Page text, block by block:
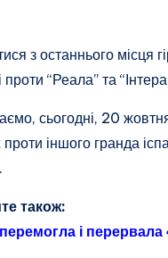
з останнього місця
проти “Реала” та
сьогодні, 20
проти іншого гранда
також:
і